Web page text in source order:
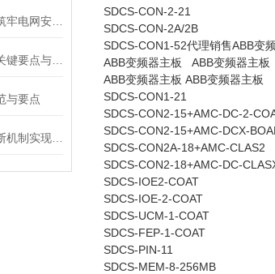
与要点
SDCS-CON-2-21
SDCS-CON-2A/2B
SDCS-CON1-52代理销售ABB变
ABB变频器主板 ABB变频器主
ABB变频器主板 ABB变频器主板
SDCS-CON1-21
SDCS-CON2-15+AMC-DC-2-
SDCS-CON2-15+AMC-DCX-
SDCS-CON2A-18+AMC-CLAS2
SDCS-CON2-18+AMC-DC-
SDCS-IOE2-COAT
SDCS-IOE-2-COAT
SDCS-UCM-1-COAT
SDCS-FEP-1-COAT
SDCS-PIN-11
SDCS-MEM-8-256MB